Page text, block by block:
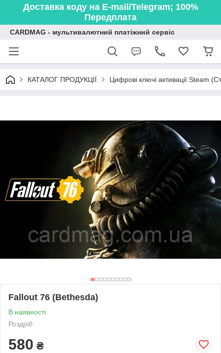
Доставка коду на E-mail/Telegram; 100%
Передплата
CARDMAG - мультивалютний платіжний сервіс
КАТАЛОГ ПРОДУКЦІЇ Цифрові ключі активації Steam
Fallout 76 (Bethesda)
В наявності
Роздріб
580 ₴